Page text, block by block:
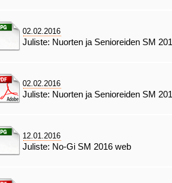
02.02.2016
Juliste: Nuorten ja Senioreiden SM
02.02.2016
Juliste: Nuorten ja Senioreiden SM
12.01.2016
Juliste: No-Gi SM 2016 web